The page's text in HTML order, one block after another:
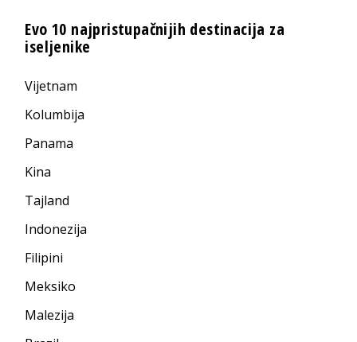
Evo 10 najpristupačnijih destinacija za
iseljenike
Vijetnam
Kolumbija
Panama
Kina
Tajland
Indonezija
Filipini
Meksiko
Malezija